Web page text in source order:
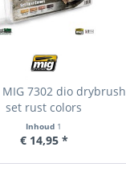
7302 dio drybrush
set rust colors
Inhoud 1
€ 14,95 *